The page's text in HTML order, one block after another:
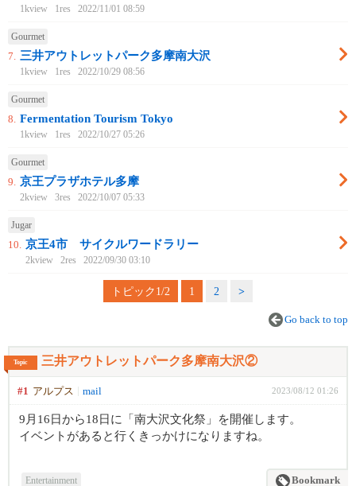
1kview 1res 2022/11/01 08:59
Gourmet
7. 三井アウトレットパーク多摩南大沢
1kview 1res 2022/10/29 08:56
Gourmet
8. Fermentation Tourism Tokyo
1kview 1res 2022/10/27 05:26
Gourmet
9. 京王プラザホテル多摩
2kview 3res 2022/10/07 05:33
Jugar
10. 京王4市 サイクルワードラリー
2kview 2res 2022/09/30 03:10
トピック1/2 1 2 >
Go back to top
Topic 三井アウトレットパーク多摩南大沢②
#1 アルプス mail 2023/08/12 01:26
9月16日から18日に「南大沢文化祭」を開催します。
イベントがあると行くきっかけになりますね。
Entertainment Bookmark